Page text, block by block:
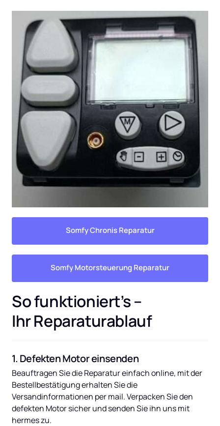
Somfy Chronis Reparatur
Somfy Motorsteuerung Reparatur
So funktioniert’s –
Ihr Reparaturablauf
1. Defekten Motor einsenden
Beauftragen Sie die Reparatur einfach online, mit der
Bestellbestätigung erhalten Sie die
Versandinformationen per mail. Verpacken Sie den
defekten Motor sicher und senden Sie ihn uns mit
hermes zu.